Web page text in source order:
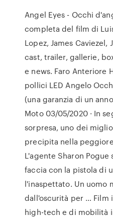
Angel Eyes - Occhi
completa del film di
Lopez, James Caviezel,
cast, trailer, gallerie,
e news. Faro Anteriore
pollici LED Angelo
(una garanzia di un
Moto 03/05/2020 · In
sorpresa, uno dei
precipita nella
L'agente Sharon
faccia con la pistola di
l'inaspettato. Un uomo
dall'oscurità per … Film
high-tech e di mobilità